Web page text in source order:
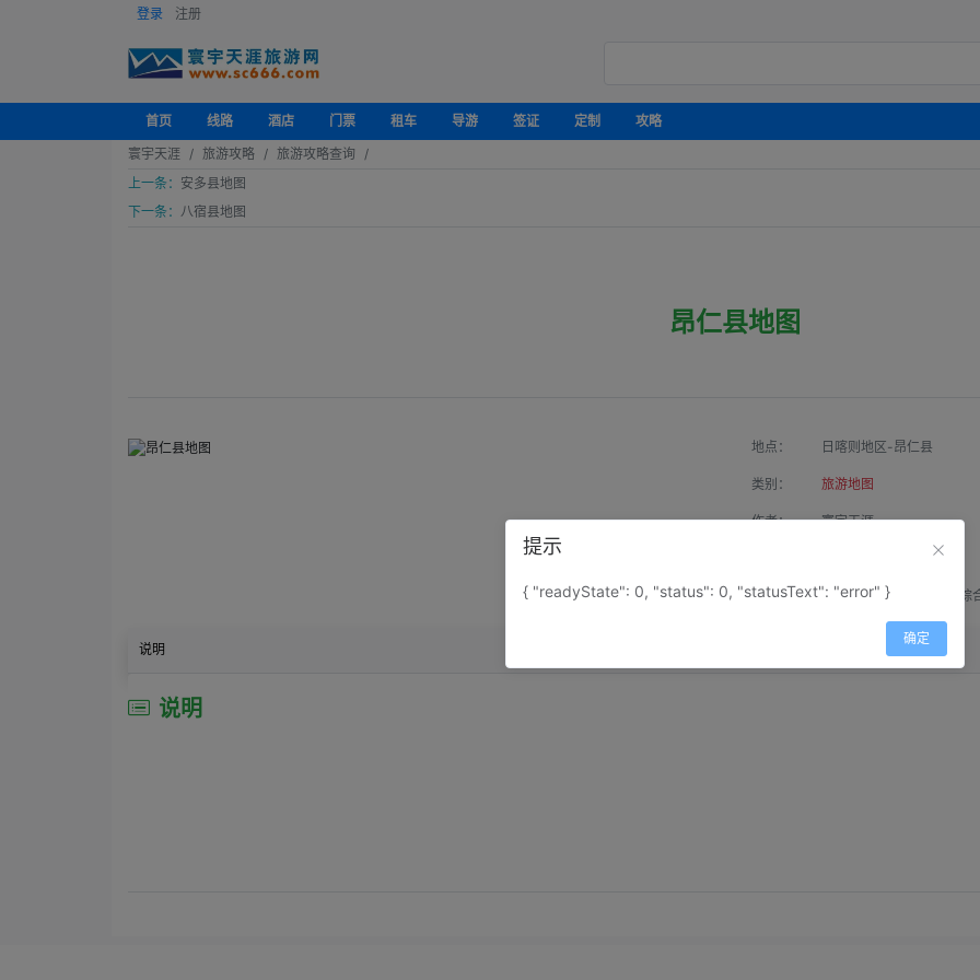
登录 注册
首页 线路 酒店 门票 租车 导游 签证 定制
攻略
寰宇天涯
旅游攻略
旅游攻略查询
上一条： 安多县地图
下一条： 八宿县地图
昂仁县地图
地点： 日喀则地区-昂仁县
类别： 旅游地图
作者： 寰宇天涯
属性： 地图属性： 地图类型-综
说明
说明
提示
{ "readyState": 0, "status": 0, "statusText": "error" }
确定